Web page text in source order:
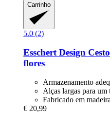
Carrinho
5.0 (2)
Esschert Design
flores
Armazenamento
Alças largas para
Fabricado em
€ 20,99